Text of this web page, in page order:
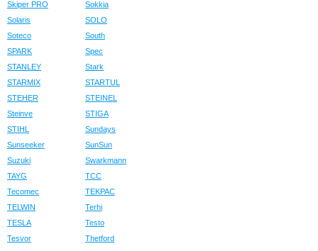
Skiper PRO
Sokkia
Solaris
SOLO
Soteco
South
SPARK
Spec
STANLEY
Stark
STARMIX
STARTUL
STEHER
STEINEL
Steinve
STIGA
STIHL
Sundays
Sunseeker
SunSun
Suzuki
Swarkmann
TAYG
TCC
Tecomec
TEKPAC
TELWIN
Terhi
TESLA
Testo
Tesvor
Thetford